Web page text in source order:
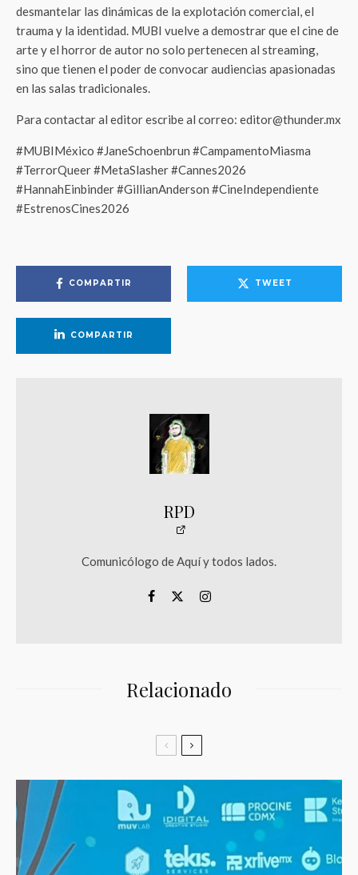
desmantelar las dinámicas de la explotación comercial, el
trauma y la identidad. MUBI vuelve a demostrar que el cine de
arte y el horror de autor no solo pertenecen al streaming,
sino que tienen el poder de convocar audiencias apasionadas
en las salas tradicionales.
Para contactar al editor escribe al correo: editor@thunder.mx
#MUBIMéxico #JaneSchoenbrun #CampamentoMiasma
#TerrorQueer #MetaSlasher #Cannes2026
#HannahEinbinder #GillianAnderson #CineIndependiente
#EstrenosCines2026
COMPARTIR TWEET
COMPARTIR
RPD
Comunicólogo de Aquí y todos lados.
Relacionado